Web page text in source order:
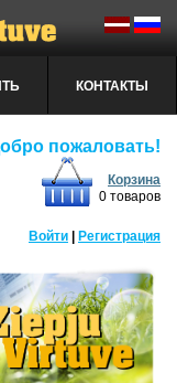
КОНТАКТЫ
пожаловать!
Корзина
0 товаров
Войти Регистрация